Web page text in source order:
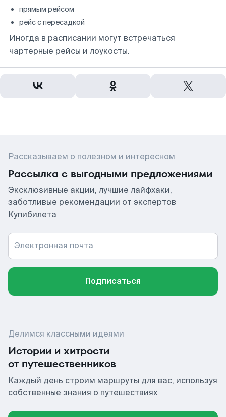
прямым рейсом
рейс с пересадкой
Иногда в расписании могут встречаться
чартерные рейсы и лоукосты.
Рассказываем о полезном и интересном
Рассылка с выгодными предложениями
Эксклюзивные акции, лучшие лайфхаки,
заботливые рекомендации от экспертов
Купибилета
Электронная почта
Подписаться
Делимся классными идеями
Истории и хитрости
от путешественников
Каждый день строим маршруты для вас, используя
собственные знания о путешествиях